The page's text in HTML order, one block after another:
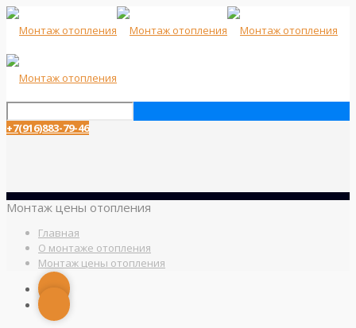
+7(916)883-79-46
Монтаж цены отопления
Главная
О монтаже отопления
Монтаж цены отопления